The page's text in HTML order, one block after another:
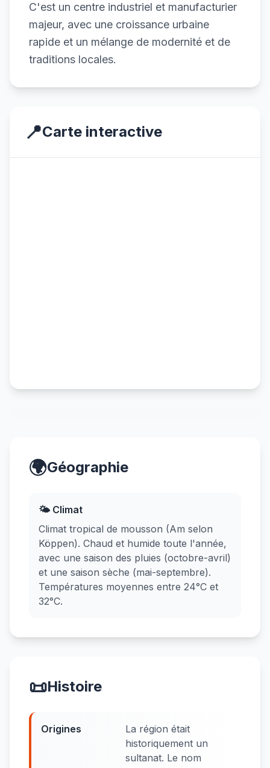
C'est un centre industriel et manufacturier
majeur, avec une croissance urbaine
rapide et un mélange de modernité et de
traditions locales.
📍Carte interactive
🌍Géographie
🌤️ Climat
Climat tropical de mousson (Am selon
Köppen). Chaud et humide toute l'année,
avec une saison des pluies (octobre-avril)
et une saison sèche (mai-septembre).
Températures moyennes entre 24°C et
32°C.
📜Histoire
Origines
La région était
historiquement un
sultanat. Le nom